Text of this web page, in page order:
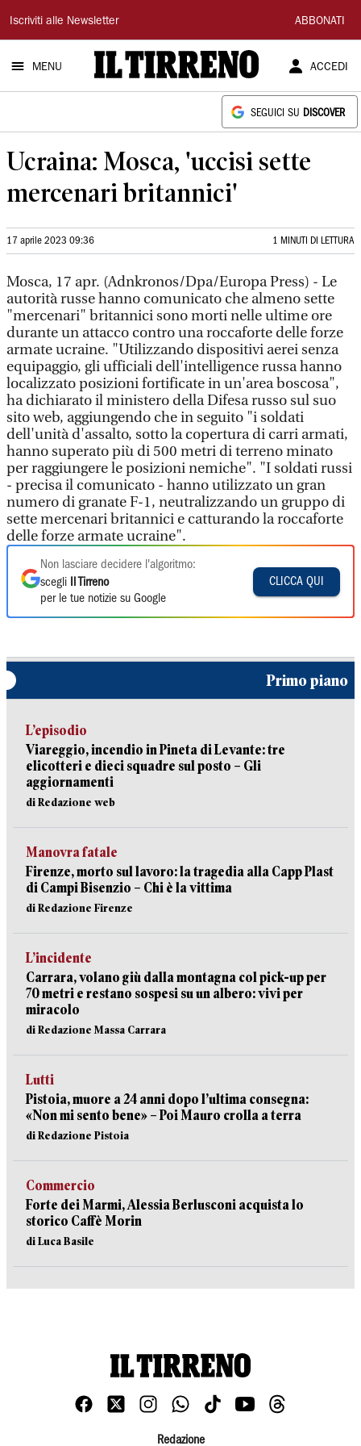
Il
Tirreno
Iscriviti alle Newsletter ABBONATI
MENU ACCEDI
SEGUICI SU DISCOVER
Ucraina: Mosca, 'uccisi sette
mercenari britannici'
17 aprile 2023 09:36 1 MINUTI DI LETTURA
Mosca, 17 apr. (Adnkronos/Dpa/Europa Press) - Le
autorità russe hanno comunicato che almeno sette
"mercenari" britannici sono morti nelle ultime ore
durante un attacco contro una roccaforte delle forze
armate ucraine. "Utilizzando dispositivi aerei senza
equipaggio, gli ufficiali dell'intelligence russa hanno
localizzato posizioni fortificate in un'area boscosa",
ha dichiarato il ministero della Difesa russo sul suo
sito web, aggiungendo che in seguito "i soldati
dell'unità d'assalto, sotto la copertura di carri armati,
hanno superato più di 500 metri di terreno minato
per raggiungere le posizioni nemiche". "I soldati russi
- precisa il comunicato - hanno utilizzato un gran
numero di granate F-1, neutralizzando un gruppo di
sette mercenari britannici e catturando la roccaforte
delle forze armate ucraine".
Non lasciare decidere l'algoritmo:
scegli
Il Tirreno
per le tue notizie su Google
CLICCA QUI
Primo piano
L’episodio
Viareggio, incendio in Pineta di Levante: tre
elicotteri e dieci squadre sul posto – Gli
aggiornamenti
di Redazione web
Manovra fatale
Firenze, morto sul lavoro: la tragedia alla Capp Plast
di Campi Bisenzio – Chi è la vittima
di Redazione Firenze
L’incidente
Carrara, volano giù dalla montagna col pick-up per
70 metri e restano sospesi su un albero: vivi per
miracolo
di Redazione Massa Carrara
Lutti
Pistoia, muore a 24 anni dopo l’ultima consegna:
«Non mi sento bene» – Poi Mauro crolla a terra
di Redazione Pistoia
Commercio
Forte dei Marmi, Alessia Berlusconi acquista lo
storico Caffè Morin
di Luca Basile
Redazione